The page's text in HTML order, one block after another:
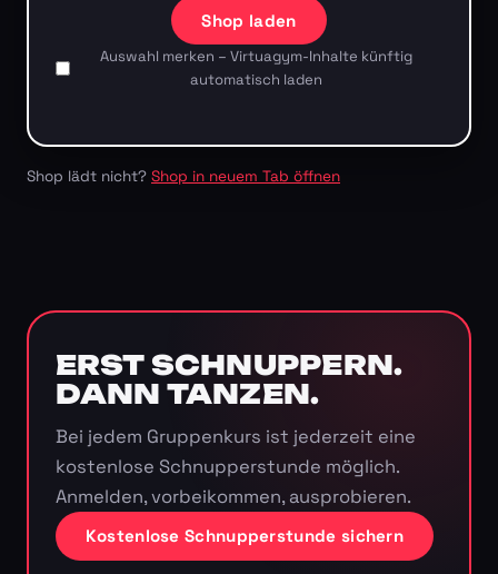
Shop laden
Auswahl merken – Virtuagym-Inhalte künftig
automatisch laden
Shop lädt nicht? Shop in neuem Tab öffnen
ERST SCHNUPPERN.
DANN TANZEN.
Bei jedem Gruppenkurs ist jederzeit eine
kostenlose Schnupperstunde möglich.
Anmelden, vorbeikommen, ausprobieren.
Kostenlose Schnupperstunde sichern